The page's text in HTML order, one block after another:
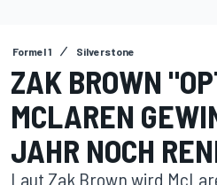
Formel 1 Silverstone
ZAK BROWN
MCLAREN
JAHR NOCH
Laut Zak Brown wird